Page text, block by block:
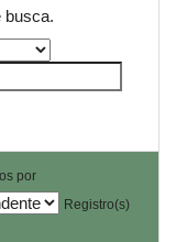
busca.
por
Registro(s)